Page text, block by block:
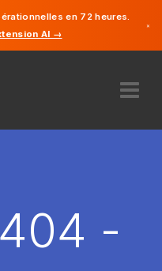
en 72 heures.
AI →
×
-